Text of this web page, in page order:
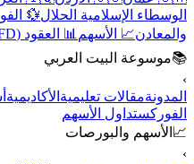
الوسطاء الإسلامية الحلال💱
والمعادن📈 الأسهم 📊 العقود (CFD)
📚موسوعة البيت العربي
›
المدونةمقالات تعليمية الأكاديمية
الفوركستداول الأسهم
📈 الأسهم والبورصات
›